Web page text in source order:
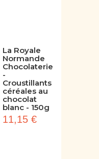
La Royale
Normande
Chocolaterie
-
Croustillants
céréales au
chocolat
blanc - 150g